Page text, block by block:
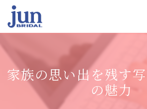
家族の思い出を残す
の魅力